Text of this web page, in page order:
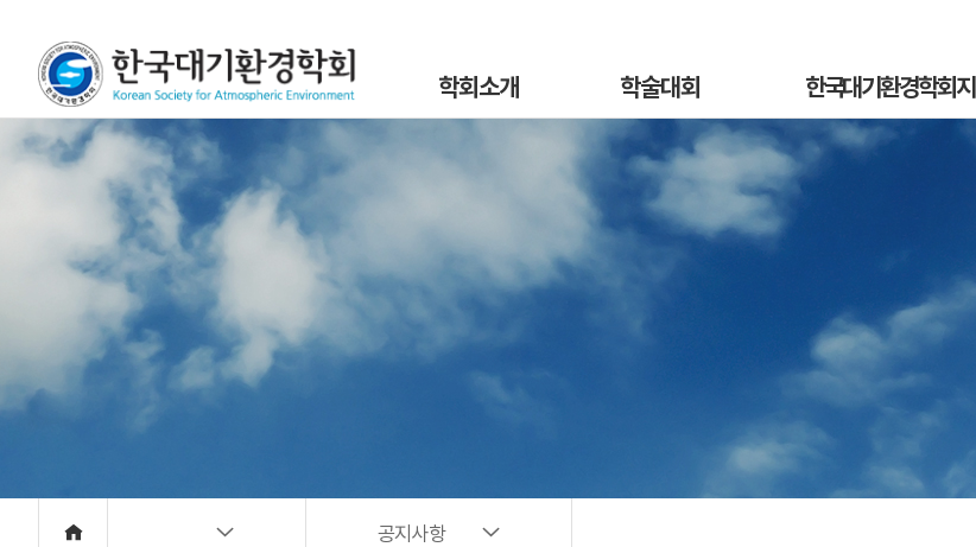
학회소개
학회정관 및 규정
위원회 및 분과회 소개
대기환경 40년사
학술대회
학술대회안내
발표초록안내
발표초록접수
특별세션신청현황
한국대기환경학회지
논문투고
심사료/게재료납부
목록 및 검색
공지사항